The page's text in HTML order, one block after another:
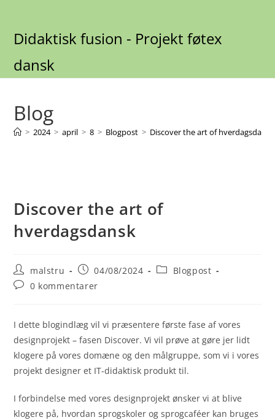
contentDidaktisk fusion - Projekt føtex
dansk
Blog
> 2024 > april > 8 > Blogpost > Discover the art of hverdagsdansk
Discover the art of
hverdagsdansk
Post
author:
malstru
Post
published:
04/08/2024
PostBlogpost
Post0 kommentarer
I dette blogindlæg vil vi præsentere første fase af vores
designprojekt – fasen Discover. Vi vil prøve at gøre jer lidt
klogere på vores domæne og den målgruppe, som vi i vores
projekt designer et IT-didaktisk produkt til.
I forbindelse med vores designprojekt ønsker vi at blive
klogere på, hvordan sprogskoler og sprogcaféer kan bruges